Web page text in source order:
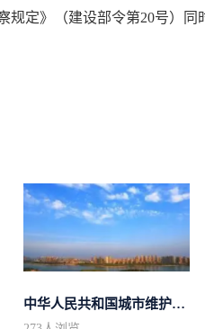
规定》（建设部令第20号）同
中华人民共和国城市维护建设税法